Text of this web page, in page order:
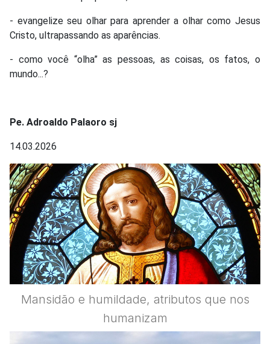
- evangelize seu olhar para aprender a olhar como Jesus
Cristo, ultrapassando as aparências.
- como você “olha” as pessoas, as coisas, os fatos, o
mundo...?
Pe. Adroaldo Palaoro sj
14.03.2026
Mansidão e humildade, atributos que nos
humanizam